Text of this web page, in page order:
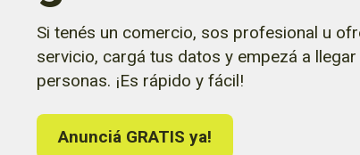
Si tenés un comercio, sos profesional u
servicio, cargá tus datos y empezá a llegar
personas. ¡Es rápido y fácil!
Anunciá GRATIS ya!